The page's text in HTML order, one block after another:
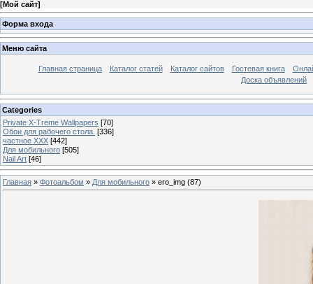
[Мой сайт]
Форма входа
Меню сайта
Главная страница Каталог статей Каталог сайтов Гостевая книга
Доска объявлений
Categories
Private X-Treme Wallpapers [70]
Обои для рабочего стола. [336]
частное ХХХ [442]
Для мобильного [505]
Nail Art [46]
Главная » Фотоальбом » Для мобильного » ero_img (87)